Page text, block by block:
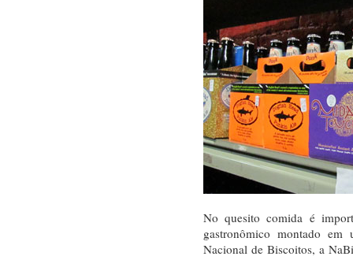
No quesito comida é
gastronômico montado
Nacional de Biscoitos, a